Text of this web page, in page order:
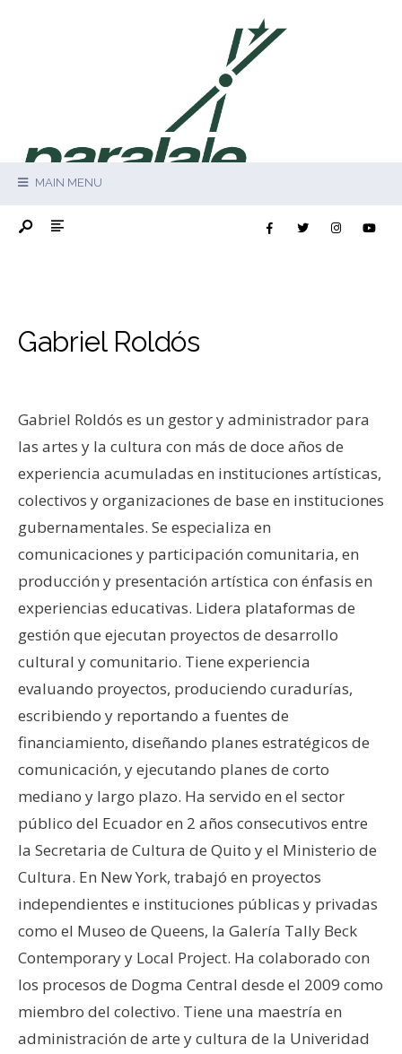
MAIN MENU
Gabriel Roldós
Gabriel Roldós es un gestor y administrador para
las artes y la cultura con más de doce años de
experiencia acumuladas en instituciones artísticas,
colectivos y organizaciones de base en instituciones
gubernamentales. Se especializa en
comunicaciones y participación comunitaria, en
producción y presentación artística con énfasis en
experiencias educativas. Lidera plataformas de
gestión que ejecutan proyectos de desarrollo
cultural y comunitario. Tiene experiencia
evaluando proyectos, produciendo curadurías,
escribiendo y reportando a fuentes de
financiamiento, diseñando planes estratégicos de
comunicación, y ejecutando planes de corto
mediano y largo plazo. Ha servido en el sector
público del Ecuador en 2 años consecutivos entre
la Secretaria de Cultura de Quito y el Ministerio de
Cultura. En New York, trabajó en proyectos
independientes e instituciones públicas y privadas
como el Museo de Queens, la Galería Tally Beck
Contemporary y Local Project. Ha colaborado con
los procesos de Dogma Central desde el 2009 como
miembro del colectivo. Tiene una maestría en
administración de arte y cultura de la Univeridad